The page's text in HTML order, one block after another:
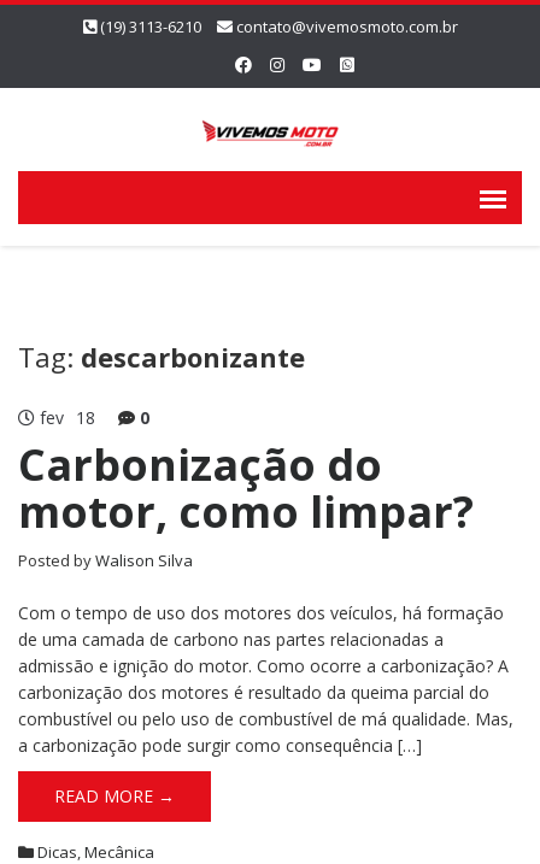
(19) 3113-6210 contato@vivemosmoto.com.br
Tag: descarbonizante
fev 18 0
Carbonização do
motor, como limpar?
Posted byWalison Silva
Com o tempo de uso dos motores dos veículos, há formação
de uma camada de carbono nas partes relacionadas a
admissão e ignição do motor. Como ocorre a carbonização? A
carbonização dos motores é resultado da queima parcial do
combustível ou pelo uso de combustível de má qualidade. Mas,
a carbonização pode surgir como consequência […]
READ MORE →
Dicas,Mecânica